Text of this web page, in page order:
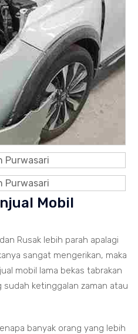
Mobil
Rusak lebih parah apalagi
sangat mengerikan, maka
mobil lama bekas tabrakan
sudah ketinggalan zaman atau
banyak orang yang lebih